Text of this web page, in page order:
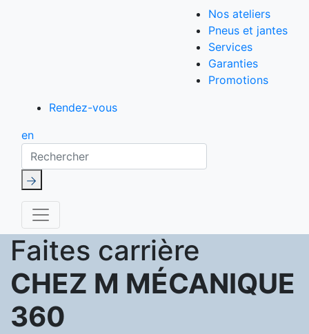
Nos ateliers
Pneus et jantes
Services
Garanties
Promotions
Rendez-vous
en
Rechercher
Faites carrière
CHEZ M MÉCANIQUE
360